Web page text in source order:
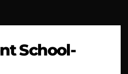
School-